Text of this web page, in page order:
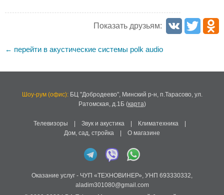
Показать друзьям:
← перейти в акустические системы polk audio
Шоу-рум (офис):БЦ "Добродеево", Минский р-н, п.Тарасово, ул.
Ратомская, д.1Б(карта)
Телевизоры Звук и акустика Климатехника
Дом, сад, стройка
О магазине
Оказание услуг - ЧУП «ТЕХНОВИНЕР», УНП 693330332,
aladim301080@gmail.com